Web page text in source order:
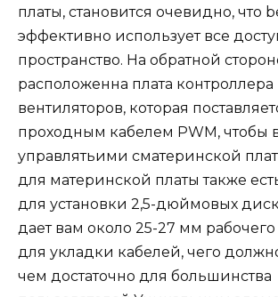
платы, становится очевидно, что
эффективно использует все
пространство. На обратной
расположенна плата контроллера
вентиляторов, которая
проходным кабелем PWM, чтобы
управлятьими сматеринской
для материнской платы также
для установки 2,5-дюймовых
дает вам около 25-27 мм рабочего
для укладки кабелей, чего
чем достаточно для большинства